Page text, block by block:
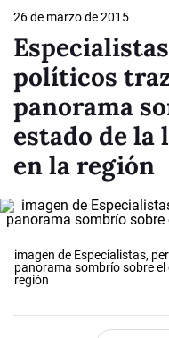
26 de marzo de 2015
políticos
panorama
estado de la
en la región
imagen de Especialistas,
panorama sombrío sobre
región